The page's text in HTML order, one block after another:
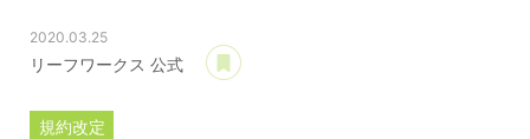
2020.03.25
リーフワークス 公式
規約改定